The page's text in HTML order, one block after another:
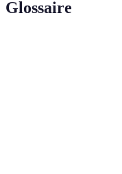
Glossaire